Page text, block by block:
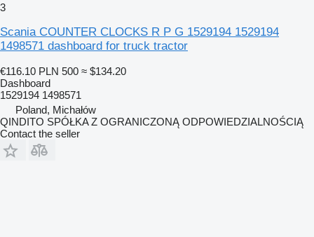
3
Scania COUNTER CLOCKS R P G 1529194 1529194
1498571 dashboard for truck tractor
€116.10 PLN 500 ≈ $134.20
Dashboard
1529194 1498571
Poland, Michałów
QINDITO SPÓŁKA Z OGRANICZONĄ ODPOWIEDZIALNOŚCIĄ
Contact the seller